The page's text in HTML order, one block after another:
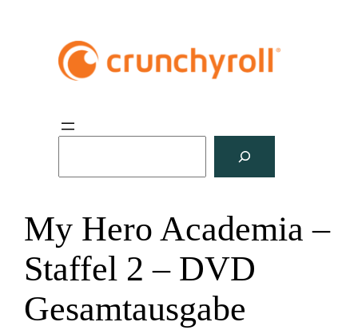
e
My Hero Academia –
Staffel 2 – DVD
Gesamtausgabe